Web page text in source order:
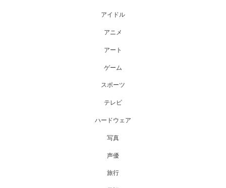
アイドル
アニメ
アート
ゲーム
スポーツ
テレビ
ハードウェア
写真
声優
旅行